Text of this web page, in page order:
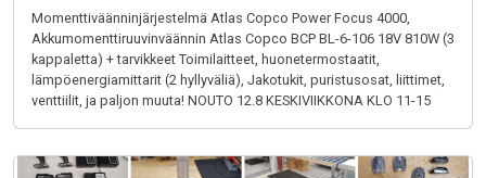
Momenttiväänninjärjestelmä Atlas Copco Power Focus 4000,
Akkumomenttiruuvinväännin Atlas Copco BCP BL-6-106 18V 810W (3
kappaletta) + tarvikkeet Toimilaitteet, huonetermostaatit,
lämpöenergiamittarit (2 hyllyväliä), Jakotukit, puristusosat, liittimet,
venttiilit, ja paljon muuta! NOUTO 12.8 KESKIVIIKKONA KLO 11-15